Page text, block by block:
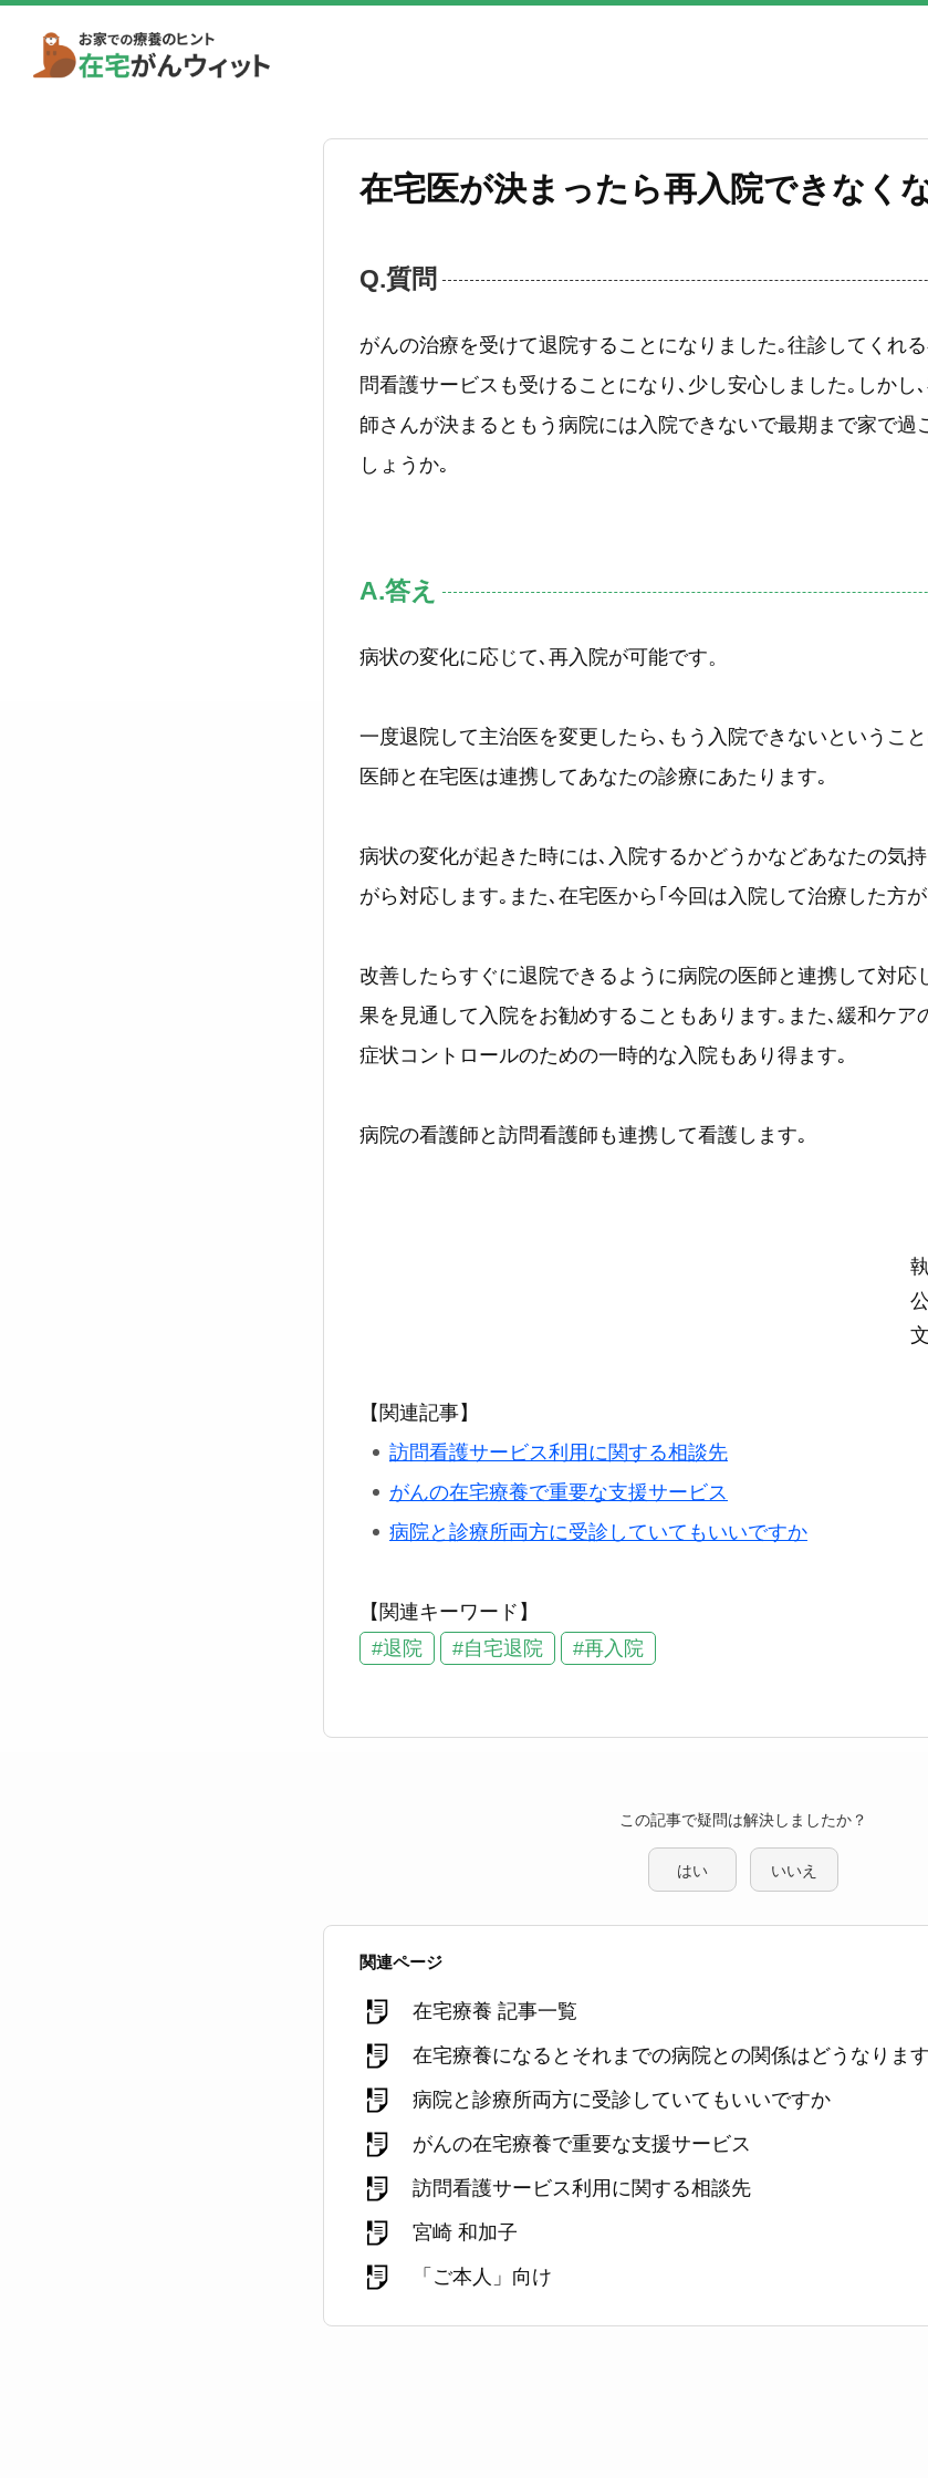
在宅医が決まったら再入院できなく
Q.質問
がんの治療を受けて退院することになりました｡往診してくれ
問看護サービスも受けることになり､少し安心しました｡しかし
師さんが決まるともう病院には入院できないで最期まで家で過
しょうか｡
A.答え
病状の変化に応じて､再入院が可能です。
一度退院して主治医を変更したら､もう入院できないというこ
医師と在宅医は連携してあなたの診療にあたります｡
病状の変化が起きた時には､入院するかどうかなどあなたの気
がら対応します｡また､在宅医から｢今回は入院して治療した方
改善したらすぐに退院できるように病院の医師と連携して対応
果を見通して入院をお勧めすることもあります｡また､緩和ケア
症状コントロールのための一時的な入院もあり得ます｡
病院の看護師と訪問看護師も連携して看護します｡
【関連記事】
訪問看護サービス利用に関する相談先
がんの在宅療養で重要な支援サービス
病院と診療所両方に受診していてもいいですか
【関連キーワード】
#退院
#自宅退院 #再入院
この記事で疑問は解決しましたか？
はい いいえ
関連ページ
在宅療養 記事一覧
在宅療養になるとそれまでの病院との関係はどうなりま
病院と診療所両方に受診していてもいいですか
がんの在宅療養で重要な支援サービス
訪問看護サービス利用に関する相談先
宮崎 和加子
「ご本人」向け